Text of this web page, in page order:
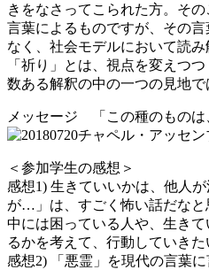
きをなさってこられた方。そ
言葉によるものですが、その
なく、社会モデルにおいて読
「祈り」とは、視点を変えつ
数ある解釈の中の一つの見地
メッセージ 「この種のもの
＜参加学生の感想＞
感想1) 生きていいかは、他人
が…」は、すごく怖い話だなと
中には困っている人や、生き
るかを考えて、行動していきた
感想2) 「悪霊」を現代の言葉